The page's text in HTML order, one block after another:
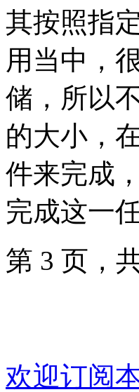
其按照指
用当中，
储，所以
的大小，
件来完成
完成这一
第 3 页，
欢迎订阅